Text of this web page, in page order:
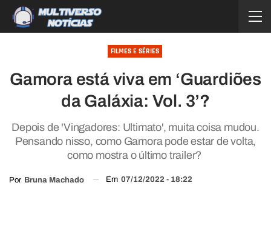
FILMES E SÉRIES
Gamora está viva em ‘Guardiões
da Galáxia: Vol. 3’?
Depois de 'Vingadores: Ultimato', muita coisa mudou.
Pensando nisso, como Gamora pode estar de volta,
como mostra o último trailer?
Por Bruna Machado Em 07/12/2022 - 18:22